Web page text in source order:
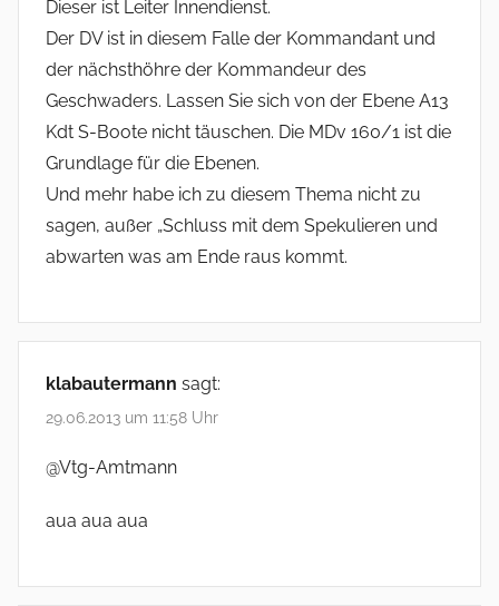
Dieser ist Leiter Innendienst.
Der DV ist in diesem Falle der Kommandant und
der nächsthöhre der Kommandeur des
Geschwaders. Lassen Sie sich von der Ebene A13
Kdt S-Boote nicht täuschen. Die MDv 160/1 ist die
Grundlage für die Ebenen.
Und mehr habe ich zu diesem Thema nicht zu
sagen, außer „Schluss mit dem Spekulieren und
abwarten was am Ende raus kommt.
klabautermann sagt:
29.06.2013 um 11:58 Uhr
@Vtg-Amtmann
aua aua aua